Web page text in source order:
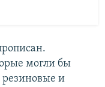
могли бы
резиновые и